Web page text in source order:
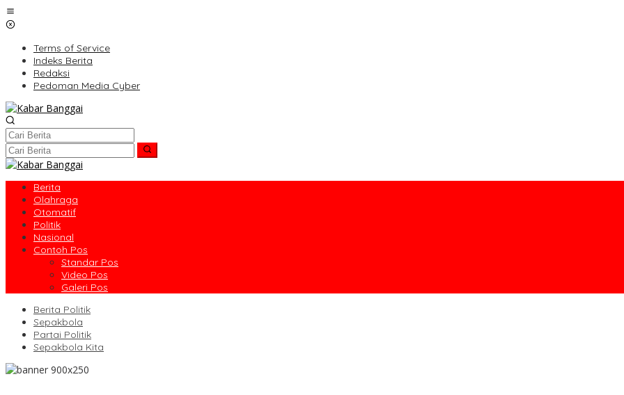
Lewati
ke
Terms of Service
Indeks Berita
Redaksi
Pedoman Media Cyber
Berita
Olahraga
Otomatif
Politik
Nasional
Contoh Pos
Standar Pos
Video Pos
Galeri Pos
Berita Politik
Sepakbola
Partai Politik
Sepakbola Kita